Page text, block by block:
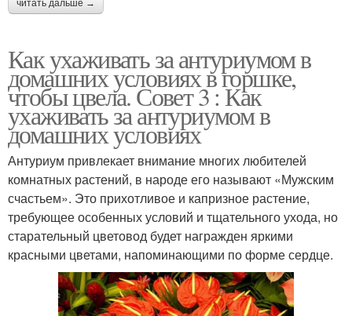
читать дальше →
Как ухаживать за антуриумом в
домашних условиях в горшке,
чтобы цвела. Совет 3 : Как
ухаживать за антуриумом в
домашних условиях
Антуриум привлекает внимание многих любителей
комнатных растений, в народе его называют «Мужским
счастьем». Это прихотливое и капризное растение,
требующее особенных условий и тщательного ухода, но
старательный цветовод будет награжден яркими
красными цветами, напоминающими по форме сердце.